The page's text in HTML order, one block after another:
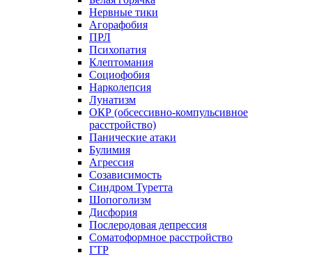
Нервные тики
Агорафобия
ПРЛ
Психопатия
Клептомания
Социофобия
Нарколепсия
Лунатизм
ОКР (обсессивно-компульсивное
расстройство)
Панические атаки
Булимия
Агрессия
Созависимость
Синдром Туретта
Шопоголизм
Дисфория
Послеродовая депрессия
Соматоформное расстройство
ГТР